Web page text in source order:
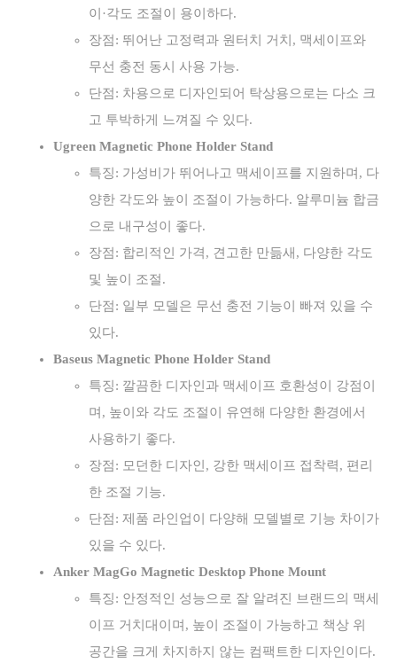
이·각도 조절이 용이하다.
장점: 뛰어난 고정력과 원터치 거치, 맥세이프와
무선 충전 동시 사용 가능.
단점: 차용으로 디자인되어 탁상용으로는 다소 크
고 투박하게 느껴질 수 있다.
Ugreen Magnetic Phone Holder Stand
특징: 가성비가 뛰어나고 맥세이프를 지원하며, 다
양한 각도와 높이 조절이 가능하다. 알루미늄 합금
으로 내구성이 좋다.
장점: 합리적인 가격, 견고한 만듦새, 다양한 각도
및 높이 조절.
단점: 일부 모델은 무선 충전 기능이 빠져 있을 수
있다.
Baseus Magnetic Phone Holder Stand
특징: 깔끔한 디자인과 맥세이프 호환성이 강점이
며, 높이와 각도 조절이 유연해 다양한 환경에서
사용하기 좋다.
장점: 모던한 디자인, 강한 맥세이프 접착력, 편리
한 조절 기능.
단점: 제품 라인업이 다양해 모델별로 기능 차이가
있을 수 있다.
Anker MagGo Magnetic Desktop Phone Mount
특징: 안정적인 성능으로 잘 알려진 브랜드의 맥세
이프 거치대이며, 높이 조절이 가능하고 책상 위
공간을 크게 차지하지 않는 컴팩트한 디자인이다.